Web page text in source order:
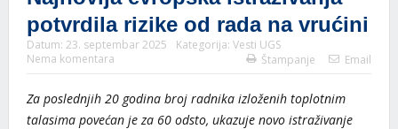
potvrdila rizike od rada na vrućini
Datum: 23. septembar 2025 Kategorija: Vesti UGS
Nema komentara
Štampanje Email
Za poslednjih 20 godina broj radnika izloženih toplotnim
talasima povećan je za 60 odsto, ukazuje novo istraživanje